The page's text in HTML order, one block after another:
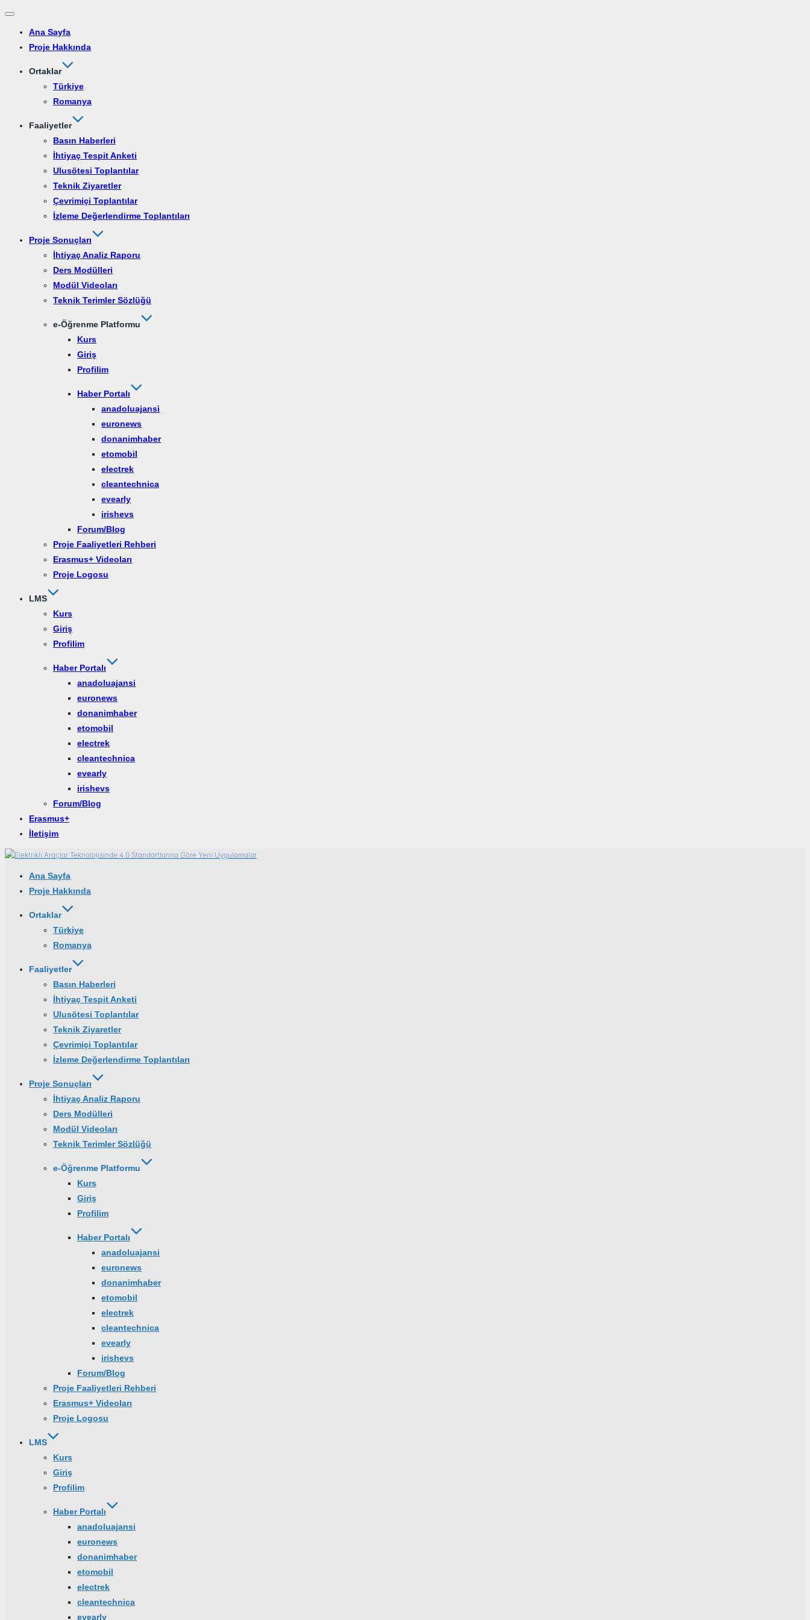
aç/kapatAna Sayfa
Proje Hakkında
Ortaklar
Türkiye
Romanya
Faaliyetler
Basın Haberleri
İhtiyaç Tespit Anketi
Ulusötesi Toplantılar
Teknik Ziyaretler
Çevrimiçi Toplantılar
İzleme Değerlendirme Toplantıları
Proje Sonuçları
İhtiyaç Analiz Raporu
Ders Modülleri
Modül Videoları
Teknik Terimler Sözlüğü
e-Öğrenme Platformu
Kurs
Giriş
Profilim
Haber Portalı
anadoluajansi
euronews
donanimhaber
etomobil
electrek
cleantechnica
evearly
irishevs
Forum/Blog
Proje Faaliyetleri Rehberi
Erasmus+ Videoları
Proje Logosu
LMS
Kurs
Giriş
Profilim
Haber Portalı
anadoluajansi
euronews
donanimhaber
etomobil
electrek
cleantechnica
evearly
irishevs
Forum/Blog
Erasmus+
İletişim
İçeriğe
Ana Sayfa
Proje Hakkında
Ortaklar
Türkiye
Romanya
Faaliyetler
Basın Haberleri
İhtiyaç Tespit Anketi
Ulusötesi Toplantılar
Teknik Ziyaretler
Çevrimiçi Toplantılar
İzleme Değerlendirme Toplantıları
Proje Sonuçları
İhtiyaç Analiz Raporu
Ders Modülleri
Modül Videoları
Teknik Terimler Sözlüğü
e-Öğrenme Platformu
Kurs
Giriş
Profilim
Haber Portalı
anadoluajansi
euronews
donanimhaber
etomobil
electrek
cleantechnica
evearly
irishevs
Forum/Blog
Proje Faaliyetleri Rehberi
Erasmus+ Videoları
Proje Logosu
LMS
Kurs
Giriş
Profilim
Haber Portalı
anadoluajansi
euronews
donanimhaber
etomobil
electrek
cleantechnica
evearly